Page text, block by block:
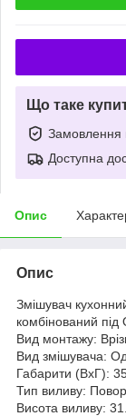
Що таке
Замовлення
Доступна
Опис
Опис
Змішувач
комбінований
Вид монтажу:
Вид змішувача:
Габарити (ВхГ):
Тип виливу:
Висота виливу: